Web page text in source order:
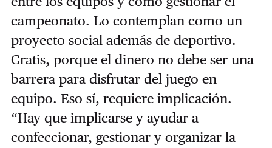
campeonato. Lo contemplan como un
proyecto social además de deportivo.
Gratis, porque el dinero no debe ser una
barrera para disfrutar del juego en
equipo. Eso sí, requiere implicación.
“Hay que implicarse y ayudar a
confeccionar, gestionar y organizar la